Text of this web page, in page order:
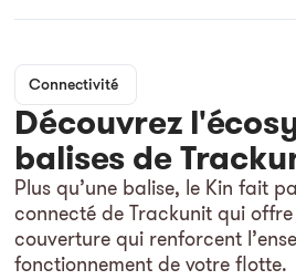
Connectivité
Découvrez
balises de
Plus qu’une balise, le Kin fait
connecté de Trackunit qui
couverture qui renforcent
fonctionnement de votre flotte.